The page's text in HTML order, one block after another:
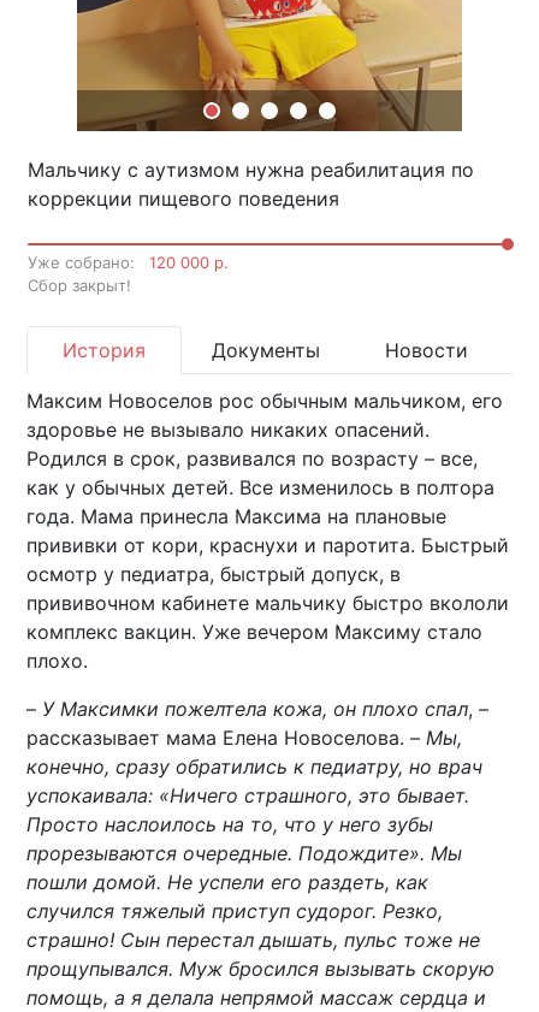
Мальчику с аутизмом нужна реабилитация по
коррекции пищевого поведения
Уже собрано:
120 000 р.
Cбор закрыт!
История Документы Новости
Максим Новоселов рос обычным мальчиком, его
здоровье не вызывало никаких опасений.
Родился в срок, развивался по возрасту – все,
как у обычных детей. Все изменилось в полтора
года. Мама принесла Максима на плановые
прививки от кори, краснухи и паротита. Быстрый
осмотр у педиатра, быстрый допуск, в
прививочном кабинете мальчику быстро вкололи
комплекс вакцин. Уже вечером Максиму стало
плохо.
– У Максимки пожелтела кожа, он плохо спал, –
рассказывает мама Елена Новоселова. –Мы,
конечно, сразу обратились к педиатру, но врач
успокаивала: «Ничего страшного, это бывает.
Просто наслоилось на то, что у него зубы
прорезываются очередные. Подождите». Мы
пошли домой. Не успели его раздеть, как
случился тяжелый приступ судорог. Резко,
страшно! Сын перестал дышать, пульс тоже не
прощупывался. Муж бросился вызывать скорую
помощь, а я делала непрямой массаж сердца и